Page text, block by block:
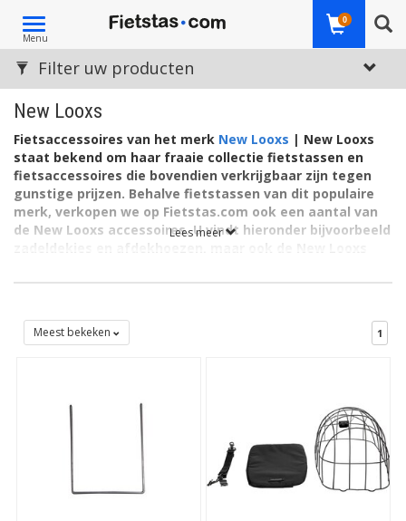
Toggle
navigation
Menu
0
New Looxs
Fietsaccessoires van het merk New Looxs | New Looxs
staat bekend om haar fraaie collectie fietstassen en
fietsaccessoires die bovendien verkrijgbaar zijn tegen
gunstige prijzen. Behalve fietstassen van dit populaire
merk, verkopen we op Fietstas.com ook een aantal van
de New Looxs accessoires. U vindt hieronder bijvoorbeeld
Nederlands bekendste fietstassenwebshop!
Sterk in productkennis:
beste advies en informatie
Betrouwbare levering:
via PostNL
Uitstekende service
en online bereikbaarheid
Beste reviews:zeer hoge waardering van onze klanten
Lees meer
Filter uw producten
Meest bekeken 1